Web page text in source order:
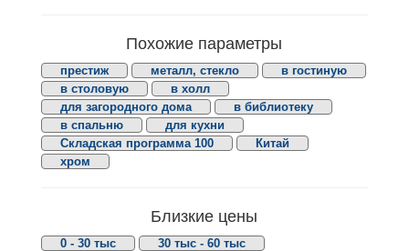
Похожие параметры
престиж металл, стекло
в гостиную
в столовую
в холл
для загородного дома
в библиотеку
в спальню
для кухни
Складская программа 100
Китай
хром
Близкие цены
0 - 30 тыс 30 тыс - 60 тыс